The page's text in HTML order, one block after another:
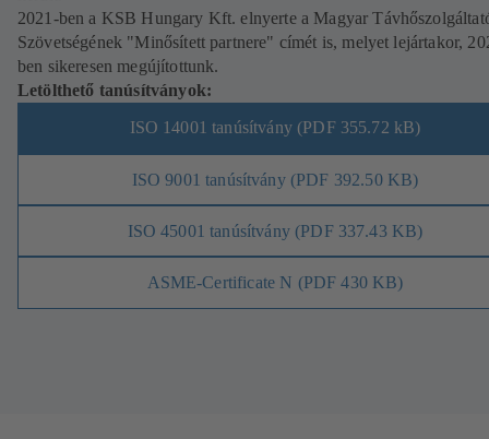
2021-ben a KSB Hungary Kft. elnyerte a Magyar
Szövetségének "Minősített partnere" címét is, melyet lejártakor,
ben sikeresen megújítottunk.
Letölthető tanúsítványok:
ISO 14001 tanúsítvány (PDF 355.72 kB)
ISO 9001 tanúsítvány (PDF 392.50 KB)
ISO 45001 tanúsítvány (PDF 337.43 KB)
ASME-Certificate N (PDF 430 KB)